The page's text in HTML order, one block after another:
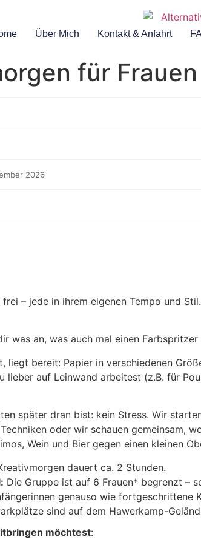
Über Mich Kontakt & Anfahrt
für Frauen
2026
– jede in ihrem eigenen Tempo und
was an, was auch mal einen
liegt bereit: Papier in verschiedenen
lieber auf Leinwand arbeitest (z.B. für
später dran bist: kein Stress. Wir
oder wir schauen gemeinsam,
Wein und Bier gegen einen kleinen
dauert ca. 2 Stunden.
Die Gruppe ist auf 6 Frauen* begrenzt –
genauso wie fortgeschrittene
sind auf dem Hawerkamp-
möchtest: